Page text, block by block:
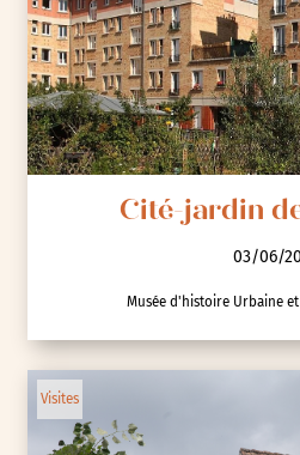
Cité-jardin
03/06/
Musée d'histoire Urbaine
Visites